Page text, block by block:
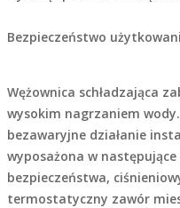
Bezpieczeństwo
Wężownica schładzająca
wysokim nagrzaniem
bezawaryjne działanie
wyposażona w
bezpieczeństwa,
termostatyczny zawór